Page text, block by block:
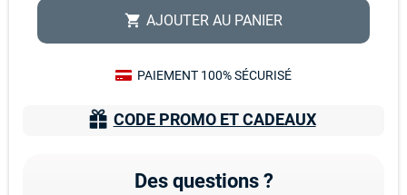
shopping_cart AJOUTER AU PANIER
PAIEMENT 100% SÉCURISÉ
CODE PROMO ET CADEAUX
Des questions ?